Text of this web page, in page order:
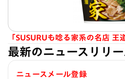
「SUSURUも唸る家系の名店 王
最新のニュースリリー
ニュースメール登録